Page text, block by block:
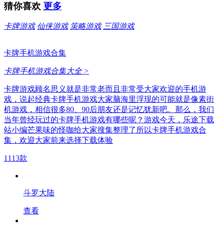
猜你喜欢 更多
卡牌游戏 仙侠游戏 策略游戏 三国游戏
卡牌手机游戏合集
卡牌手机游戏合集大全 >
卡牌游戏顾名思义就是非常老而且非常受大家欢迎的手机游
戏，说起经典卡牌手机游戏大家脑海里浮现的可能就是像素街
机游戏，相信很多80、90后朋友还是记忆犹新吧。那么，我们
当年曾经玩过的卡牌手机游戏有哪些呢？游戏今天，乐途下载
站小编芒果味的怪咖给大家搜集整理了所以卡牌手机游戏合
集，欢迎大家前来选择下载体验
1113款
斗罗大陆
查看